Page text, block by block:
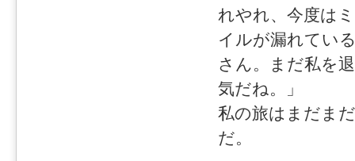
れやれ、今度は
イルが漏れてい
さん。まだ私を
気だね。」
私の旅はまだま
だ。